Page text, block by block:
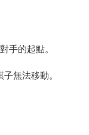
手的起點。
無法移動。